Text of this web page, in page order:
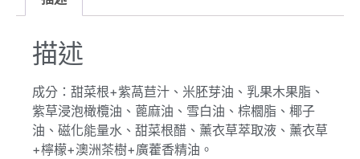
描述
成分：甜菜根+紫萵苣汁、米胚芽油、乳果木果脂、
紫草浸泡橄欖油、蓖麻油、雪白油、棕櫚脂、椰子
油、磁化能量水、甜菜根醋、薰衣草萃取液、薰衣草
+檸檬+澳洲茶樹+廣藿香精油。